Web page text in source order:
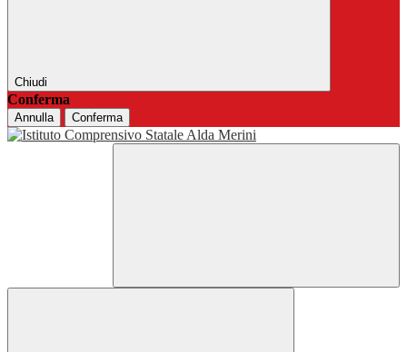
Chiudi
Conferma
Annulla Conferma